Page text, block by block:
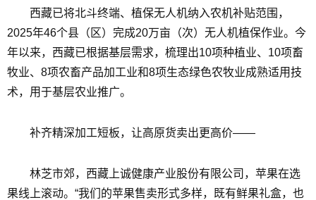
西藏已将北斗终端、植保无人机纳入农机补贴范围，
2025年46个县（区）完成20万亩（次）无人机植保作业。今
年以来，西藏已根据基层需求，梳理出10项种植业、10项畜
牧业、8项农畜产品加工业和8项生态绿色农牧业成熟适用技
术，用于基层农业推广。
补齐精深加工短板，让高原货卖出更高价——
林芝市郊，西藏上诚健康产业股份有限公司，苹果在选
果线上滚动。“我们的苹果售卖形式多样，既有鲜果礼盒，也